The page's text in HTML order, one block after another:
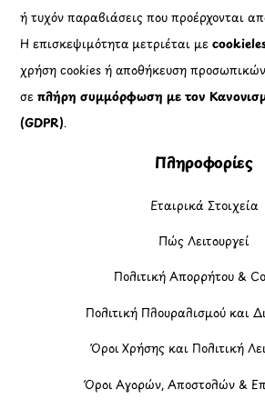
ή τυχόν παραβιάσεις που προέρχονται
Η επισκεψιμότητα μετριέται με
χρήση cookies ή αποθήκευση
σεπλήρη συμμόρφωση με τον
(GDPR).
Πληροφορίες
Εταιρικά Στοιχεία
Πώς Λειτουργεί
Πολιτική Απορρήτου &
Πολιτική Πλουραλισμού και
Όροι Χρήσης και Πολιτική
Όροι Αγορών, Αποστολών &